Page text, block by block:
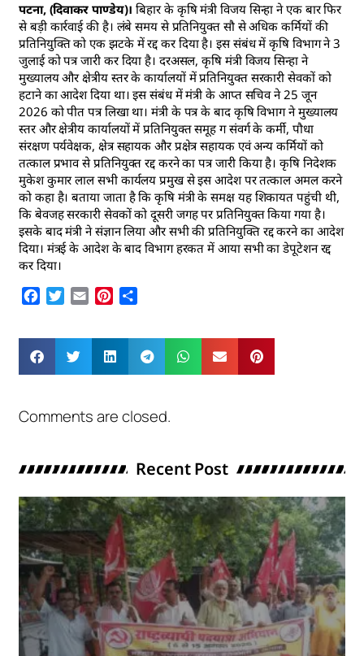
पटना, (दिवाकर पाण्डेय)। बिहार के कृषि मंत्री विजय सिन्हा ने एक बार फिर
से बड़ी कार्रवाई की है। लंबे समय से प्रतिनियुक्त सौ से अधिक कर्मियों की
प्रतिनियुक्ति को एक झटके में रद्द कर दिया है। इस संबंध में कृषि विभाग ने 3
जुलाई को पत्र जारी कर दिया है। दरअसल, कृषि मंत्री विजय सिन्हा ने
मुख्यालय और क्षेत्रीय स्तर के कार्यालयों में प्रतिनियुक्त सरकारी सेवकों को
हटाने का आदेश दिया था। इस संबंध में मंत्री के आप्त सचिव ने 25 जून
2026 को पीत पत्र लिखा था। मंत्री के पत्र के बाद कृषि विभाग ने मुख्यालय
स्तर और क्षेत्रीय कार्यालयों में प्रतिनियुक्त समूह ग संवर्ग के कर्मी, पौधा
संरक्षण पर्यवेक्षक, क्षेत्र सहायक और प्रक्षेत्र सहायक एवं अन्य कर्मियों को
तत्काल प्रभाव से प्रतिनियुक्त रद्द करने का पत्र जारी किया है। कृषि निदेशक
मुकेश कुमार लाल सभी कार्यलय प्रमुख से इस आदेश पर तत्काल अमल करने
को कहा है। बताया जाता है कि कृषि मंत्री के समक्ष यह शिकायत पहुंची थी,
कि बेवजह सरकारी सेवकों को दूसरी जगह पर प्रतिनियुक्त किया गया है।
इसके बाद मंत्री ने संज्ञान लिया और सभी की प्रतिनियुक्ति रद्द करने का आदेश
दिया। मंत्रई के आदेश के बाद विभाग हरकत में आया सभी का डेपूटेशन रद्द
कर दिया।
Facebook
Twitter
Email Pinterest
Comments are closed.
Recent Post